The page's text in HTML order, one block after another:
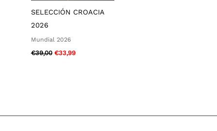
SELECCIÓN CROACIA
2026
Mundial 2026
€39,00 €33,99